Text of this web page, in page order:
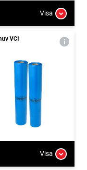
Visa
VCI
Visa